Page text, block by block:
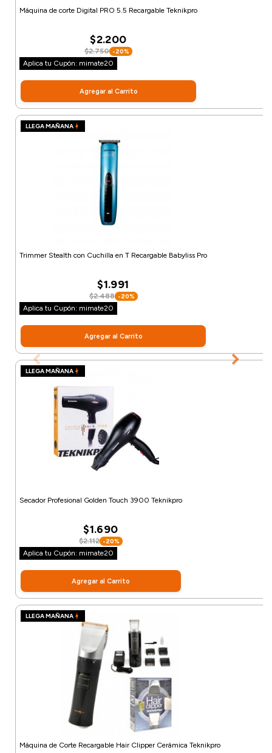
Máquina de corte Digital PRO 5.5 Recargable Teknikpro
$2.200
$2.750 -20%
Aplica tu Cupón: mimate20
Agregar al Carrito
LLEGA MAÑANA
Trimmer Stealth con Cuchilla en T Recargable Babyliss Pro
$1.991
$2.488 -20%
Aplica tu Cupón: mimate20
Agregar al Carrito
LLEGA MAÑANA
Secador Profesional Golden Touch 3900 Teknikpro
$1.690
$2.112 -20%
Aplica tu Cupón: mimate20
Agregar al Carrito
LLEGA MAÑANA
Máquina de Corte Recargable Hair Clipper Cerámica Teknikpro